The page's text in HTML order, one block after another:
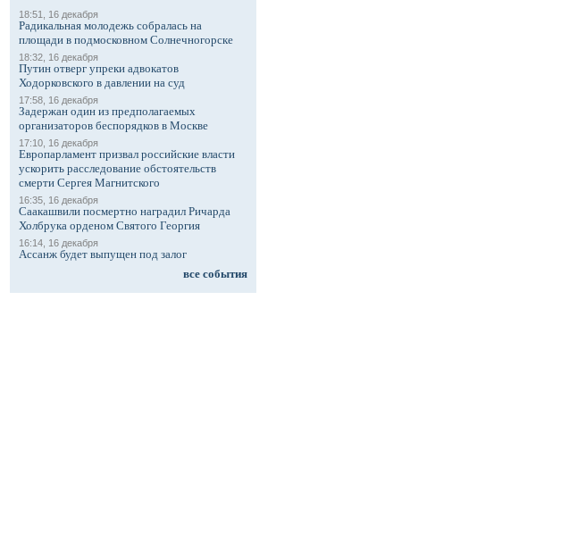
18:51, 16 декабря
Радикальная молодежь собралась на
площади в подмосковном Солнечногорске
18:32, 16 декабря
Путин отверг упреки адвокатов
Ходорковского в давлении на суд
17:58, 16 декабря
Задержан один из предполагаемых
организаторов беспорядков в Москве
17:10, 16 декабря
Европарламент призвал российские власти
ускорить расследование обстоятельств
смерти Сергея Магнитского
16:35, 16 декабря
Саакашвили посмертно наградил Ричарда
Холбрука орденом Святого Георгия
16:14, 16 декабря
Ассанж будет выпущен под залог
все события